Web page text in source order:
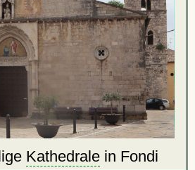
Kathedralein Fondi